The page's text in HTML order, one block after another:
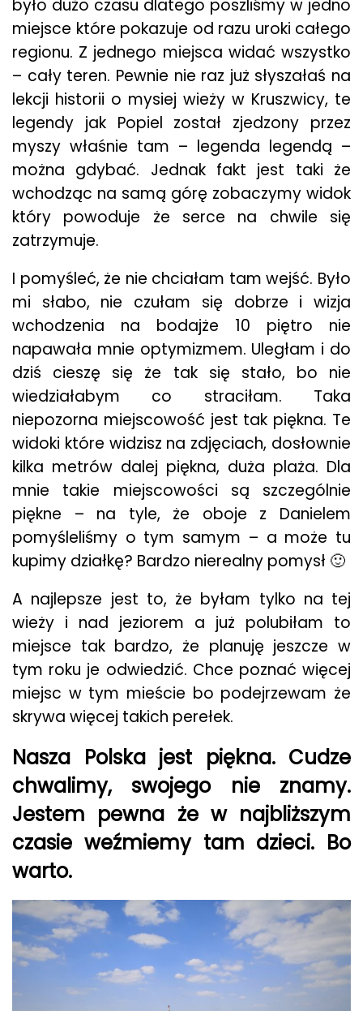
było dużo czasu dlatego poszliśmy w jedno
miejsce które pokazuje od razu uroki całego
regionu. Z jednego miejsca widać wszystko
– cały teren. Pewnie nie raz już słyszałaś na
lekcji historii o mysiej wieży w Kruszwicy, te
legendy jak Popiel został zjedzony przez
myszy właśnie tam – legenda legendą –
można gdybać. Jednak fakt jest taki że
wchodząc na samą górę zobaczymy widok
który powoduje że serce na chwile się
zatrzymuje.
I pomyśleć, że nie chciałam tam wejść. Było
mi słabo, nie czułam się dobrze i wizja
wchodzenia na bodajże 10 piętro nie
napawała mnie optymizmem. Uległam i do
dziś cieszę się że tak się stało, bo nie
wiedziałabym co straciłam. Taka
niepozorna miejscowość jest tak piękna. Te
widoki które widzisz na zdjęciach, dosłownie
kilka metrów dalej piękna, duża plaża. Dla
mnie takie miejscowości są szczególnie
piękne – na tyle, że oboje z Danielem
pomyśleliśmy o tym samym – a może tu
kupimy działkę? Bardzo nierealny pomysł 🙂
A najlepsze jest to, że byłam tylko na tej
wieży i nad jeziorem a już polubiłam to
miejsce tak bardzo, że planuję jeszcze w
tym roku je odwiedzić. Chce poznać więcej
miejsc w tym mieście bo podejrzewam że
skrywa więcej takich perełek.
Nasza Polska jest piękna. Cudze
chwalimy, swojego nie znamy.
Jestem pewna że w najbliższym
czasie weźmiemy tam dzieci. Bo
warto.